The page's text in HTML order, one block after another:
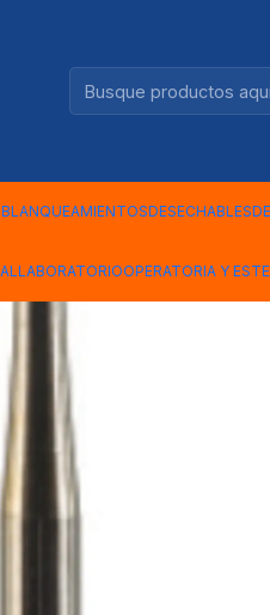
BLANQUEAMIENTOSDESECHABLES
LABORATORIOOPERATORIA Y